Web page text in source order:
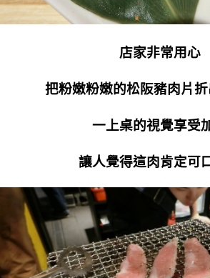
店家非常用心
把粉嫩粉嫩的松阪豬肉片
一上桌的視覺享受
讓人覺得這肉肯定可